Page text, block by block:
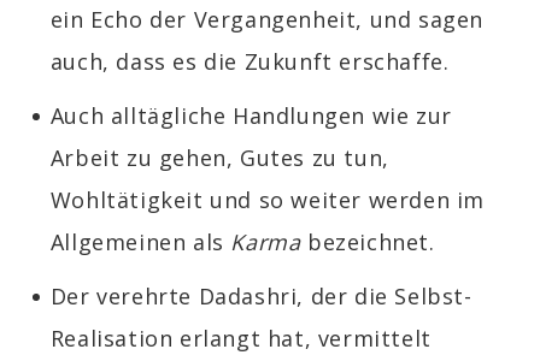
ein Echo der Vergangenheit, und sagen
auch, dass es die Zukunft erschaffe.
Auch alltägliche Handlungen wie zur
Arbeit zu gehen, Gutes zu tun,
Wohltätigkeit und so weiter werden im
Allgemeinen als Karmabezeichnet.
Der verehrte Dadashri, der die Selbst-
Realisation erlangt hat, vermittelt